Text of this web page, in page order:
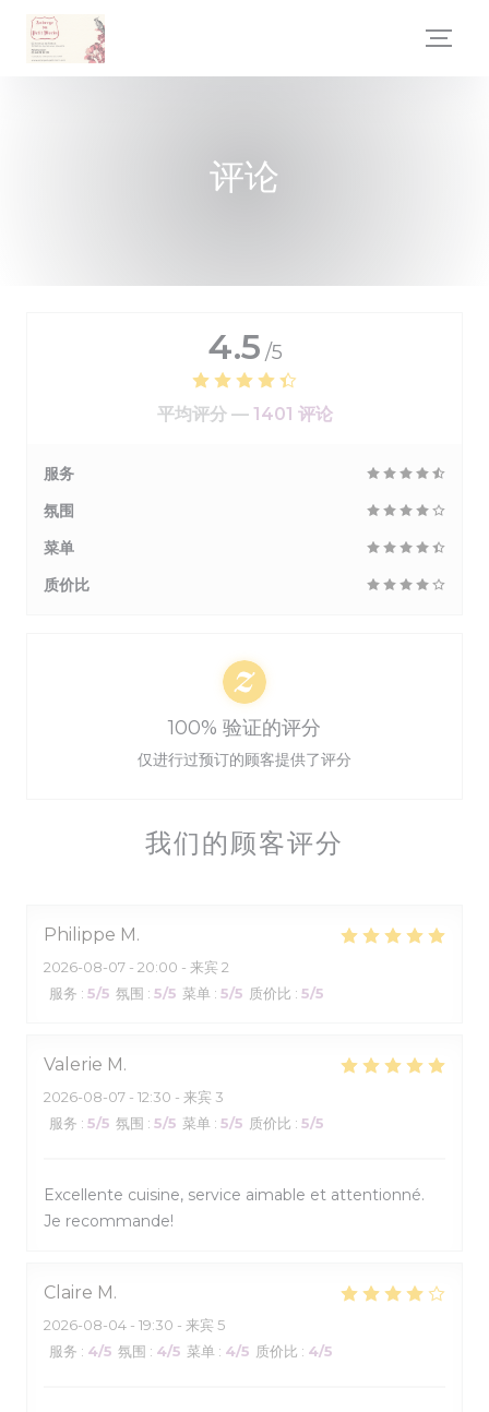
Cookie管理面板
评论
我们的顾客评分
Philippe M
2026-08-07 - 20:00 - 来宾 2
服务 : 5/5 氛围 : 5/5 菜单 : 5/5 质价比 : 5/5
Valerie M
2026-08-07 - 12:30 - 来宾 3
服务 : 5/5 氛围 : 5/5 菜单 : 5/5 质价比 : 5/5
Excellente cuisine, service aimable et attentionné.
Je recommande!
Claire M
2026-08-04 - 19:30 - 来宾 5
服务 : 4/5 氛围 : 4/5 菜单 : 4/5 质价比 : 4/5
4.5 /5
平均评分 — 1401 评论
服务
氛围
菜单
质价比
100% 验证的评分
仅进行过预订的顾客提供了评分